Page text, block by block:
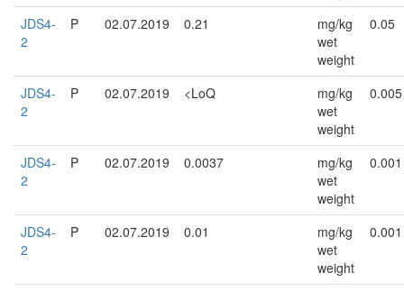
JDS4-
2
P 02.07.2019 0.21
mg/kg
wet
weight
0.05
JDS4-
2
P 02.07.2019 <LoQ
mg/kg
wet
weight
0.005
JDS4-
2
P 02.07.2019 0.0037
mg/kg
wet
weight
0.001
JDS4-
2
P 02.07.2019 0.01
mg/kg
wet
weight
0.001